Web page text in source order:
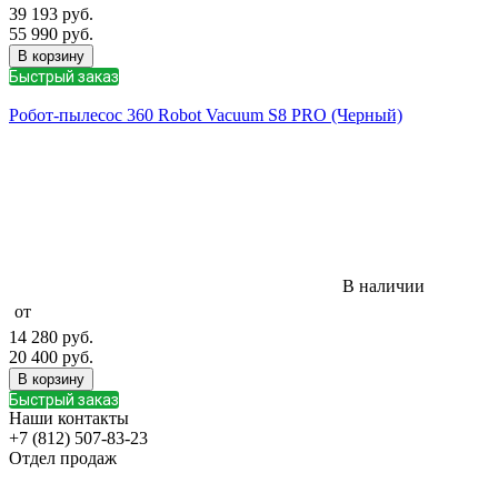
39 193 руб.
55 990 руб.
В корзину
Быстрый заказ
Робот-пылесос 360 Robot Vacuum S8 PRO (Черный)
В наличии
от
14 280 руб.
20 400 руб.
В корзину
Быстрый заказ
Наши контакты
+7 (812) 507-83-23
Отдел продаж